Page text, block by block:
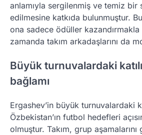
anlamıyla sergilenmiş ve temiz bir
edilmesine katkıda bulunmuştur.
ona sadece ödüller kazandırmakla
zamanda takım arkadaşlarını da
Büyük turnuvalardaki
bağlamı
Ergashev’in büyük turnuvalardaki
Özbekistan’ın futbol hedefleri
olmuştur. Takım, grup aşamalarını